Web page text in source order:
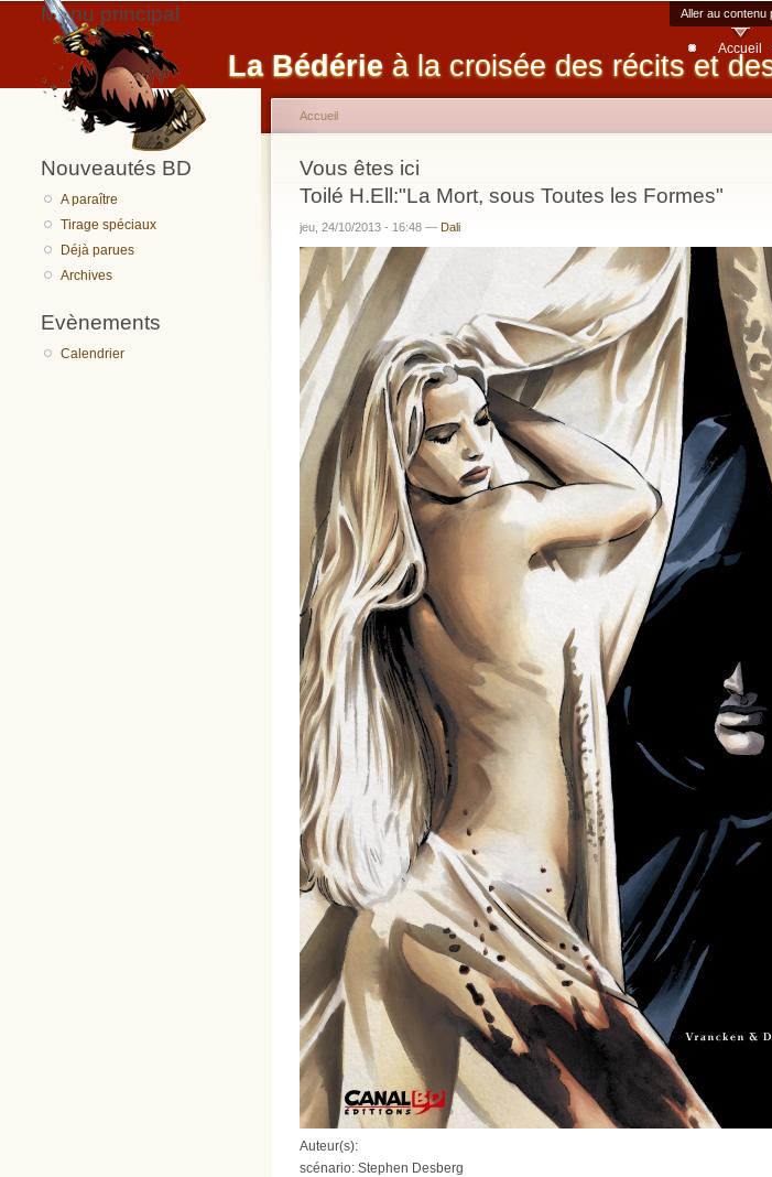
Aller au contenu
La Bédérie à la croisée des récits et
Menu principal
Accueil
Nouveautés BD
A paraître
Tirage spéciaux
Déjà parues
Archives
Evènements
Calendrier
Vous êtes ici
Accueil
Toilé H.Ell:"La Mort, sous Toutes les Formes"
jeu, 24/10/2013 - 16:48 — Dali
Auteur(s):
scénario: Stephen Desberg